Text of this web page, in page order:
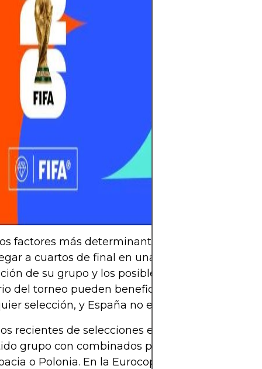
factores más determinantes para evaluar si
a cuartos de final en una gran competición
de su grupo y los posibles cruces. El sorteo y
del torneo pueden beneficiar o perjudicar las
selección, y España no es ajena a ello.
recientes de selecciones europeas, España ha
grupo con combinados potentes como
o Polonia. En la Eurocopa 2024, por